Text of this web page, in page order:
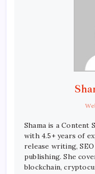
Shama is a Content
with 4.5+ years of
release writing,
publishing. She
blockchain,